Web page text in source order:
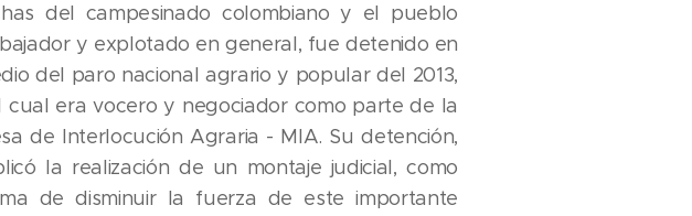
del campesinado colombiano y el pueblo
y explotado en general, fue detenido en
del paro nacional agrario y popular del 2013,
cual era vocero y negociador como parte de la
de Interlocución Agraria - MIA. Su detención,
la realización de un montaje judicial, como
de disminuir la fuerza de este importante